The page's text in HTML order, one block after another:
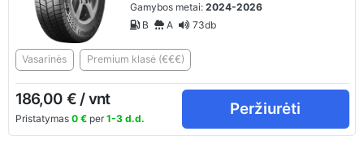
Gamybos metai:2024-2026
B
A 73db
Vasarinės Premium klasė (€€€)
186,00 € / vnt
Pristatymas 0 €per 1-3 d.d.
Peržiurėti